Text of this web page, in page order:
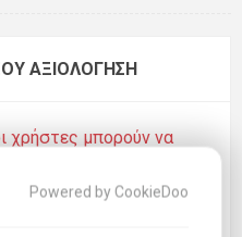
ΑΞΙΟΛΌΓΗΣΗ
χρήστες μπορούν να
Powered by CookieDoo